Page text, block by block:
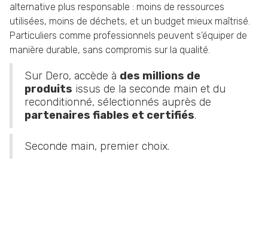
alternative plus responsable : moins de ressources
utilisées, moins de déchets, et un budget mieux maîtrisé.
Particuliers comme professionnels peuvent s’équiper de
manière durable, sans compromis sur la qualité.
Sur Dero, accède à des millions de
produits issus de la seconde main et du
reconditionné, sélectionnés auprès de
partenaires fiables et certifiés.
Seconde main, premier choix.